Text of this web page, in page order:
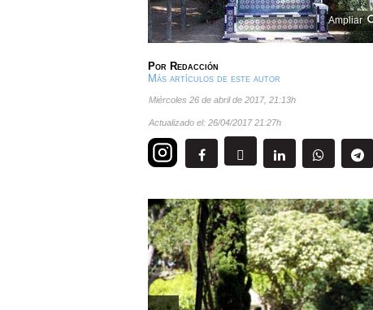
Ampliar
Por Redacción
Más artículos de este autor
miércoles 26 de abril de 2017, 21:13h
Actualizado el: 26/04/2017 21:27h